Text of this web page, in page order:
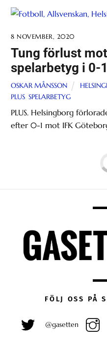
8 NOVEMBER, 2020
Tung förlust
spelarbetyg i 0-
OSKAR MÅNSSON
PLUS,SPELARBETYG
PLUS. Helsingborg
efter 0-1 mot IFK
FÖLJ OSS PÅ
@gasetten